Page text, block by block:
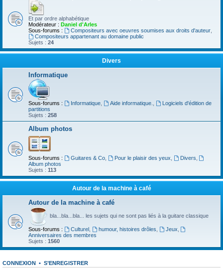
Et par ordre alphabétique
Modérateur : Daniel d'Arles
Sous-forums :
Compositeurs avec oeuvres soumises aux droits d'auteur,
Compositeurs appartenant au domaine public
Sujets : 24
Divers
Informatique
Sous-forums : Informatique, Aide informatique.
Logiciels d'édition de
partitions
Sujets : 258
Album photos
Sous-forums : Guitares & Co, Pour le plaisir des yeux Divers
Album photos
Sujets : 113
Autour de la machine à café
Autour de la machine à café
bla...bla...bla... les sujets qui ne sont pas liés à la guitare classique
Sous-forums : Culturel, humour, histoires drôles Jeux
Anniversaires des membres
Sujets : 1560
CONNEXION • S’ENREGISTRER